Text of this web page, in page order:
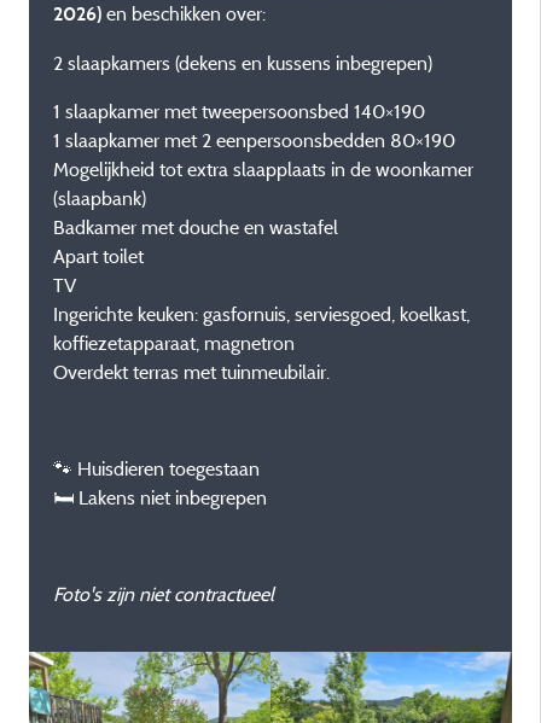
2026) en beschikken over:
2 slaapkamers (dekens en kussens inbegrepen)
1 slaapkamer met tweepersoonsbed 140×190
1 slaapkamer met 2 eenpersoonsbedden 80×190
Mogelijkheid tot extra slaapplaats in de woonkamer
(slaapbank)
Badkamer met douche en wastafel
Apart toilet
TV
Ingerichte keuken: gasfornuis, serviesgoed, koelkast,
koffiezetapparaat, magnetron
Overdekt terras met tuinmeubilair.
🐾 Huisdieren toegestaan
🛏 Lakens niet inbegrepen
Foto's zijn niet contractueel